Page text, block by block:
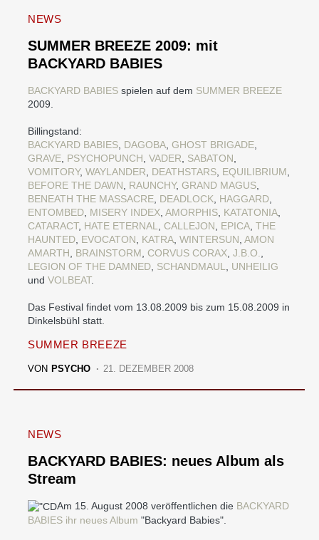
NEWS
SUMMER BREEZE 2009: mit
BACKYARD BABIES
BACKYARD BABIES spielen auf dem SUMMER BREEZE
2009.
Billingstand:
BACKYARD BABIES DAGOBA GHOST BRIGADE
GRAVE PSYCHOPUNCH VADER SABATON
VOMITORY, WAYLANDER DEATHSTARS EQUILIBRIUM
BEFORE THE DAWN
RAUNCHY, GRAND MAGUS
BENEATH THE MASSACRE DEADLOCK HAGGARD
ENTOMBED MISERY INDEX AMORPHIS KATATONIA
CATARACT, HATE ETERNAL CALLEJON EPICA THE
HAUNTED EVOCATON KATRA WINTERSUN AMON
AMARTH
BRAINSTORM CORVUS CORAX J.B.O.
LEGION OF THE DAMNED SCHANDMAUL
UNHEILIG
und VOLBEAT.
Das Festival findet vom 13.08.2009 bis zum 15.08.2009 in
Dinkelsbühl statt.
SUMMER BREEZE
VON PSYCHO 21. DEZEMBER 2008
NEWS
BACKYARD BABIES: neues Album als
Stream
Am 15. August 2008 veröffentlichen die BACKYARD
BABIES ihr neues Album "Backyard Babies".